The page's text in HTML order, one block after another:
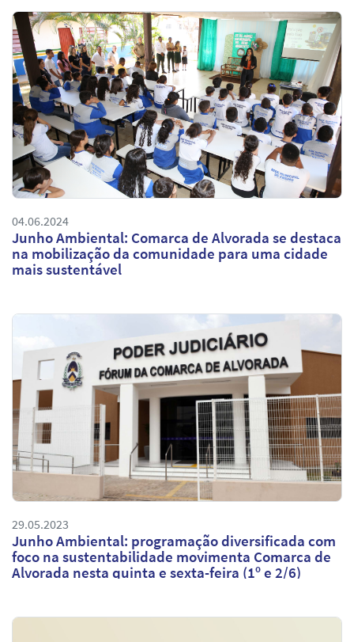
04.06.2024
Junho Ambiental: Comarca de Alvorada se destaca
na mobilização da comunidade para uma cidade
mais sustentável
29.05.2023
Junho Ambiental: programação diversificada com
foco na sustentabilidade movimenta Comarca de
Alvorada nesta quinta e sexta-feira (1º e 2/6)